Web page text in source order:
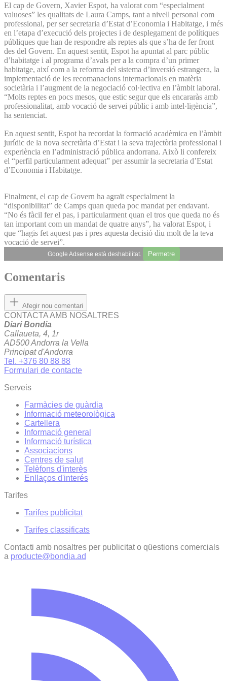
El cap de Govern, Xavier Espot, ha valorat com “especialment
valuoses” les qualitats de Laura Camps, tant a nivell personal com
professional, per ser secretaria d’Estat d’Economia i Habitatge, i més
en l’etapa d’execució dels projectes i de desplegament de polítiques
públiques que han de respondre als reptes als que s’ha de fer front
des del Govern. En aquest sentit, Espot ha apuntat al parc públic
d’habitatge i al programa d’avals per a la compra d’un primer
habitatge, així com a la reforma del sistema d’inversió estrangera, la
implementació de les recomanacions internacionals en matèria
societària i l’augment de la negociació col·lectiva en l’àmbit laboral.
“Molts reptes en pocs mesos, que estic segur que els encararàs amb
professionalitat, amb vocació de servei públic i amb intel·ligència”,
ha sentenciat.
En aquest sentit, Espot ha recordat la formació acadèmica en l’àmbit
jurídic de la nova secretària d’Estat i la seva trajectòria professional i
experiència en l’administració pública andorrana. Això li confereix
el “perfil particularment adequat” per assumir la secretaria d’Estat
d’Economia i Habitatge.
Finalment, el cap de Govern ha agraït especialment la
“disponibilitat” de Camps quan queda poc mandat per endavant.
“No és fàcil fer el pas, i particularment quan el tros que queda no és
tan important com un mandat de quatre anys”, ha valorat Espot, i
que “hagis fet aquest pas i pres aquesta decisió diu molt de la teva
vocació de servei”.
Google Adsense està deshabilitat. Permetre
Comentaris
Afegir nou comentari
CONTACTA AMB NOSALTRES
Diari Bondia
Callaueta, 4, 1r
AD500 Andorra la Vella
Principat d'Andorra
Tel. +376 80 88 88
Formulari de contacte
Serveis
Farmàcies de guàrdia
Informació meteorològica
Cartellera
Informació general
Informació turística
Associacions
Centres de salut
Telèfons d'interès
Enllaços d'interés
Tarifes
Tarifes publicitat
Tarifes classificats
Contacti amb nosaltres per publicitat o qüestions comercials
a producte@bondia.ad